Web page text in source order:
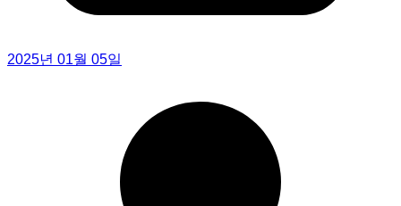
2025년 01월 05일